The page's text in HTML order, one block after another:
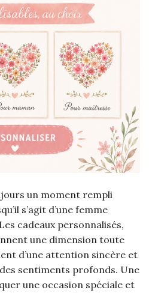
un moment rempli
s’agit d’une femme
cadeaux personnalisés,
une dimension toute
d’une attention sincère et
sentiments profonds. Une
une occasion spéciale et